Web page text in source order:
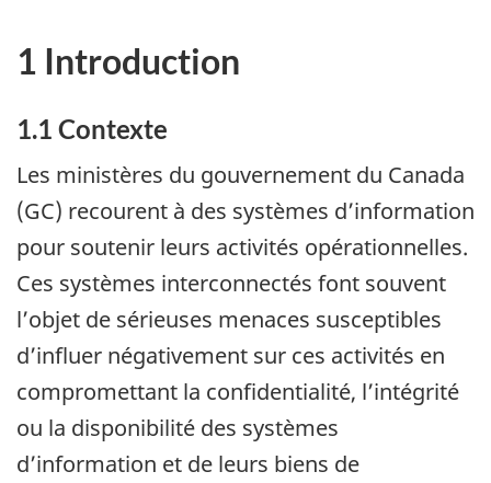
1 Introduction
1.1 Contexte
Les ministères du gouvernement du Canada
(GC) recourent à des systèmes d’information
pour soutenir leurs activités opérationnelles.
Ces systèmes interconnectés font souvent
l’objet de sérieuses menaces susceptibles
d’influer négativement sur ces activités en
compromettant la confidentialité, l’intégrité
ou la disponibilité des systèmes
d’information et de leurs biens de